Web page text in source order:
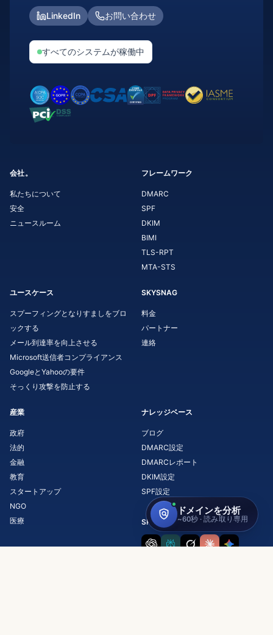
LinkedIn お問い合わせ
すべてのシステムが稼働中
会社。
私たちについて
安全
ニュースルーム
フレームワーク
DMARC
SPF
DKIM
BIMI
TLS-RPT
MTA-STS
ユースケース
スプーフィングとなりすましをブロ
ックする
メール到達率を向上させる
Microsoft送信者コンプライアンス
GoogleとYahooの要件
そっくり攻撃を防止する
SKYSNAG
料金
パートナー
連絡
産業
政府
法的
金融
教育
スタートアップ
NGO
医療
ナレッジベース
ブログ
DMARC設定
DMARCレポート
DKIM設定
SPF設定
SKYSNAGについてAIに聞く